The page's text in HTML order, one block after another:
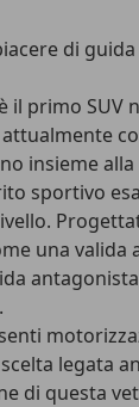
di
il primo SUV
attualmente
insieme
sportivo
una valida
legata
di questa